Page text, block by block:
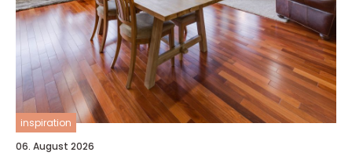
inspiration
06. August 2026